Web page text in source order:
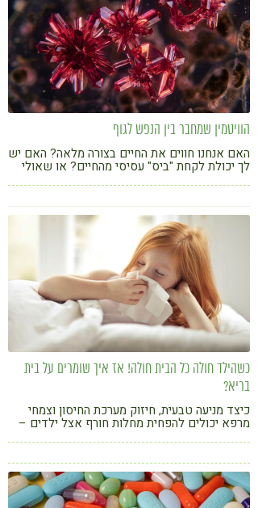
הוויטמין שמחבר בין הנפש לגוף
האם אנחנו חווים את החיים בצורה מלאה? האם יש
לך יכולת לקחת "ביס" עסיסי מהחיים? או שאולי
כשהילד חולה כל הבית חולה! אז איך שומרים על בית
בריא?
כיצד מניעה טבעית, חיזוק מערכת החיסון וצמחי
מרפא יכולים להפחית מחלות חורף אצל ילדים –